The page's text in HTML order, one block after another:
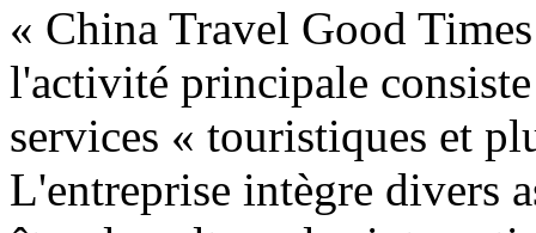
« China Travel Good
l'activité principale
services « touristiques et
L'entreprise intègre divers